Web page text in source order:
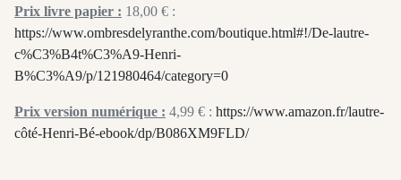
Prix livre papier : 18,00 € :
https://www.ombresdelyranthe.com/boutique.html#!/De-lautre-
c%C3%B4t%C3%A9-Henri-
B%C3%A9/p/121980464/category=0
Prix version numérique : 4,99 € : https://www.amazon.fr/lautre-
côté-Henri-Bé-ebook/dp/B086XM9FLD/